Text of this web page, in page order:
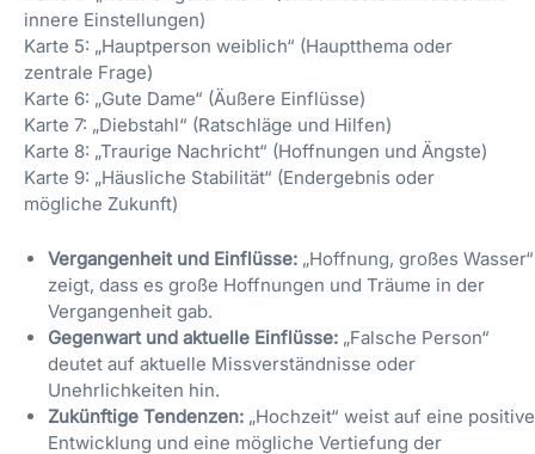
innere Einstellungen)
Karte 5: „Hauptperson weiblich“ (Hauptthema oder
zentrale Frage)
Karte 6: „Gute Dame“ (Äußere Einflüsse)
Karte 7: „Diebstahl“ (Ratschläge und Hilfen)
Karte 8: „Traurige Nachricht“ (Hoffnungen und Ängste)
Karte 9: „Häusliche Stabilität“ (Endergebnis oder
mögliche Zukunft)
Vergangenheit und Einflüsse: „Hoffnung, großes Wasser“
zeigt, dass es große Hoffnungen und Träume in der
Vergangenheit gab.
Gegenwart und aktuelle Einflüsse: „Falsche Person“
deutet auf aktuelle Missverständnisse oder
Unehrlichkeiten hin.
Zukünftige Tendenzen: „Hochzeit“ weist auf eine positive
Entwicklung und eine mögliche Vertiefung der